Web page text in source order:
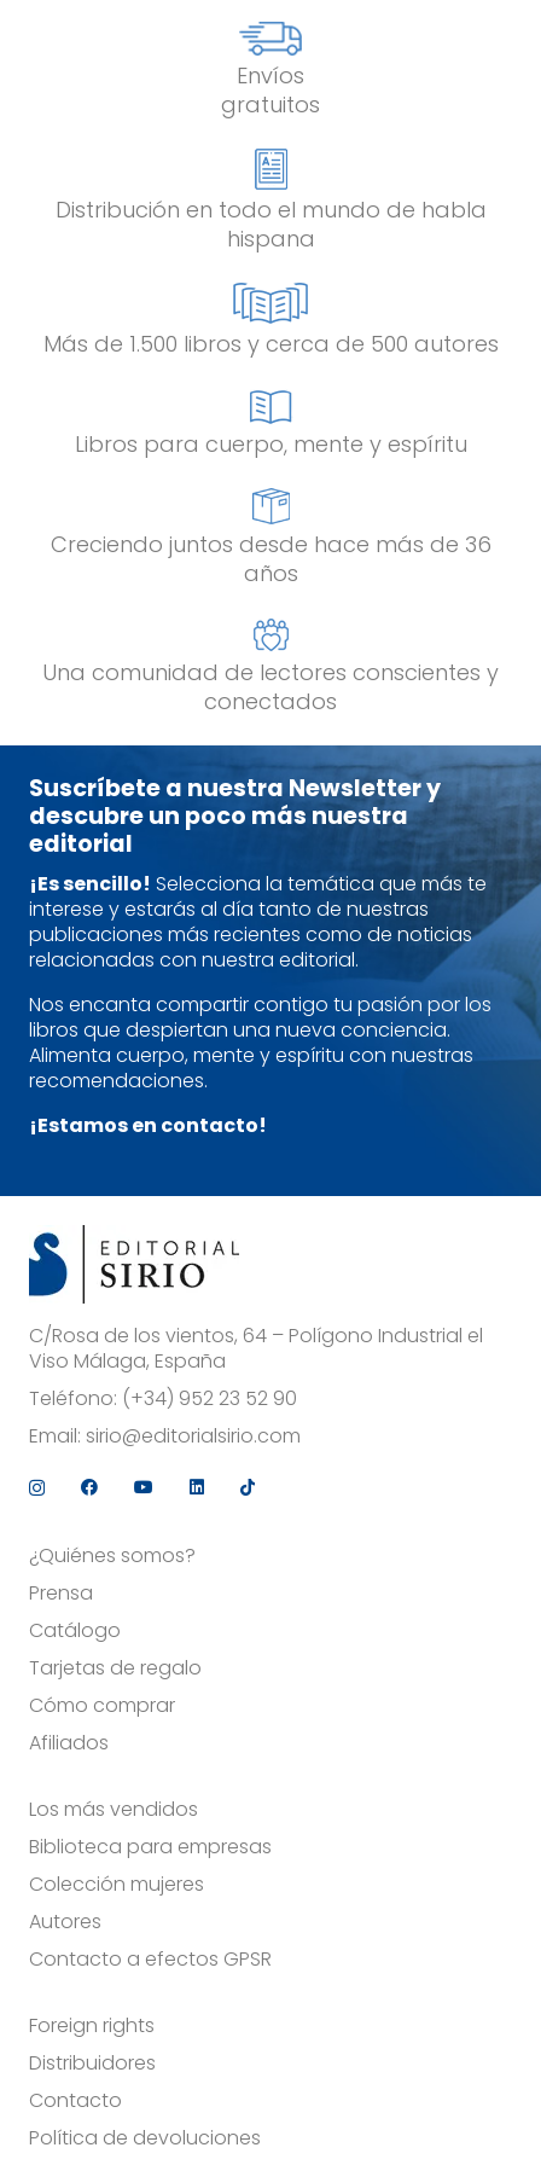
Envíos
gratuitos
Distribución en todo el mundo de habla
hispana
Más de 1.500 libros y cerca de 500 autores
Libros para cuerpo, mente y espíritu
Creciendo juntos desde hace más de 36
años
Una comunidad de lectores conscientes y
conectados
Suscríbete a nuestra Newsletter y
descubre un poco más nuestra
editorial
¡Es sencillo! Selecciona la temática que más te
interese y estarás al día tanto de nuestras
publicaciones más recientes como de noticias
relacionadas con nuestra editorial.
Nos encanta compartir contigo tu pasión por los
libros que despiertan una nueva conciencia.
Alimenta cuerpo, mente y espíritu con nuestras
recomendaciones.
¡Estamos en contacto!
C/Rosa de los vientos, 64 – Polígono Industrial el
Viso Málaga, España
Teléfono: (+34) 952 23 52 90
Email: sirio@editorialsirio.com
¿Quiénes somos?
Prensa
Catálogo
Tarjetas de regalo
Cómo comprar
Afiliados
Los más vendidos
Biblioteca para empresas
Colección mujeres
Autores
Contacto a efectos GPSR
Foreign rights
Distribuidores
Contacto
Política de devoluciones